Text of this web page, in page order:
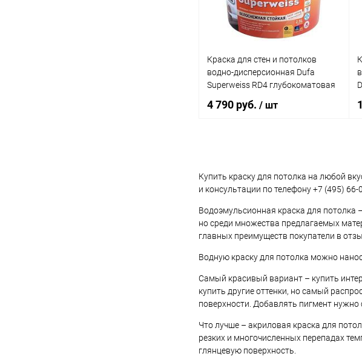
Литраж | Масса:
Цвет
Белый
Элемент каталога:
Краска для стен и потолков
водно-дисперсионная Dufa
Superweiss RD4 глубокоматовая
4 790 руб. / шт
Купить в 1 клик К сравнению
В избранное В наличии
Купить краску для потолка на любой
и консультации по телефону +7 (495) 66-
Водоэмульсионная краска для потолка
но среди множества предлагаемых
главных преимуществ покупатели в
Водную краску для потолка можно
Самый красивый вариант – купить
купить другие оттенки, но самый
поверхности. Добавлять пигмент нужно
Что лучше – акриловая краска для
резких и многочисленных перепадах
глянцевую поверхность.